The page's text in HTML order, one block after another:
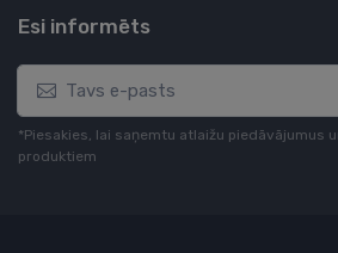
Esi informēts
*Piesakies, lai saņemtu atlaižu piedāvājumus
produktiem